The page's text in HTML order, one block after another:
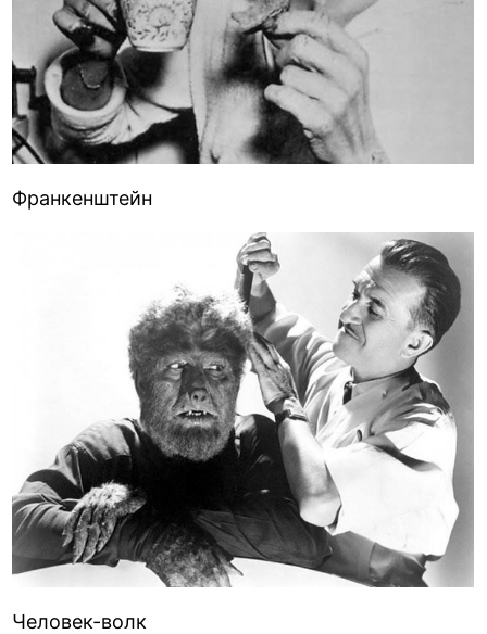
Франкенштейн
Человек-волк